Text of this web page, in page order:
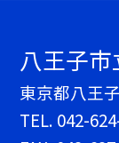
八王子
東京都八王
TEL. 042-